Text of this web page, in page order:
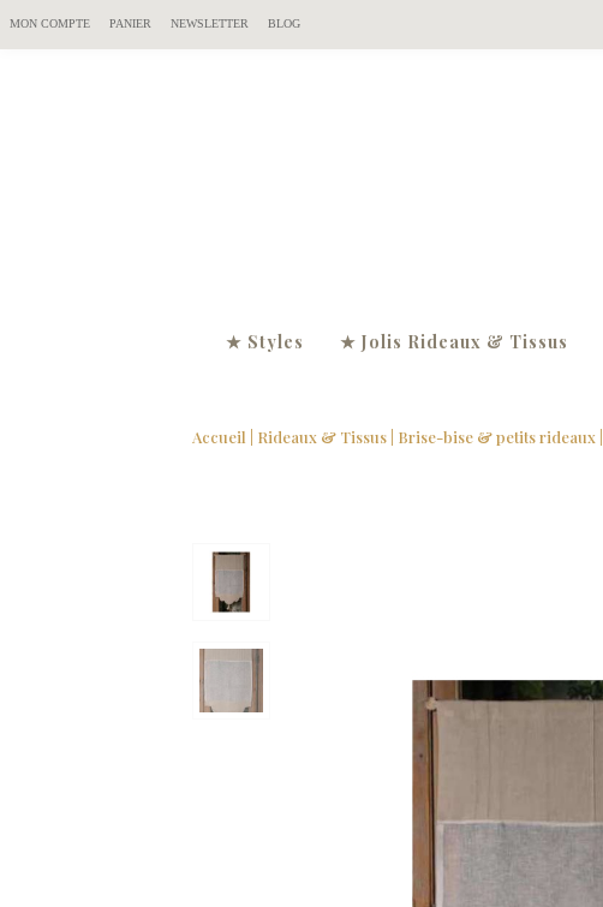
MON COMPTE PANIER NEWSLETTER BLOG
★ Styles ★ Jolis Rideaux & Tissus
Accueil Rideaux & Tissus Brise-bise & petits rideaux